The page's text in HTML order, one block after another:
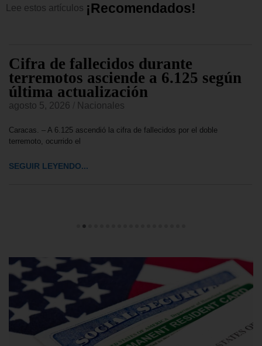
Lee estos artículos ¡Recomend ad os!
Cifra de fallecidos durante
terremotos asciende a 6.125 según
última actualización
agosto 5, 2026 Nacionales
Caracas. – A 6.125 ascendió la cifra de fallecidos por el doble
terremoto, ocurrido el
SEGUIR LEYENDO...